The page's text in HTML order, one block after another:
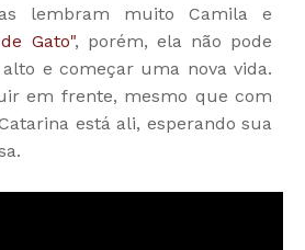
lembram muito Camila e
Gato", porém, ela não pode
e começar uma nova vida.
em frente, mesmo que com
está ali, esperando sua